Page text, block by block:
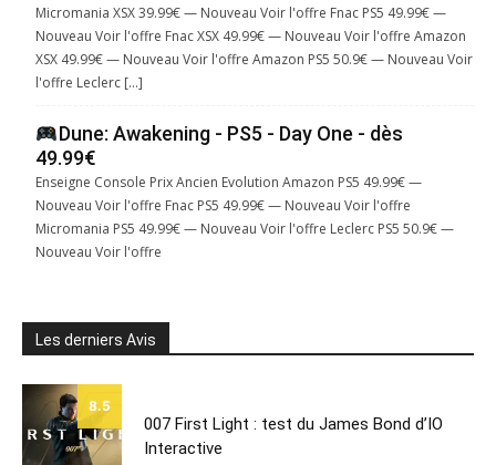
Micromania XSX 39.99€ — Nouveau Voir l'offre Fnac PS5 49.99€ —
Nouveau Voir l'offre Fnac XSX 49.99€ — Nouveau Voir l'offre Amazon
XSX 49.99€ — Nouveau Voir l'offre Amazon PS5 50.9€ — Nouveau Voir
l'offre Leclerc […]
Dune: Awakening - PS5 - Day One - dès
49.99€
Enseigne Console Prix Ancien Evolution Amazon PS5 49.99€ —
Nouveau Voir l'offre Fnac PS5 49.99€ — Nouveau Voir l'offre
Micromania PS5 49.99€ — Nouveau Voir l'offre Leclerc PS5 50.9€ —
Nouveau Voir l'offre
Les derniers Avis
8.5
007 First Light : test du James Bond d’IO
Interactive